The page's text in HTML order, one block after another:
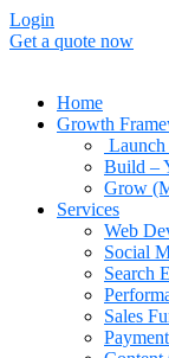
Login
Get a quote now
Home
Growth
Launch
Build –
Grow
Services
Web
Social
Search
Sales